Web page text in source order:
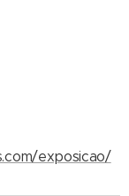
exposicao/